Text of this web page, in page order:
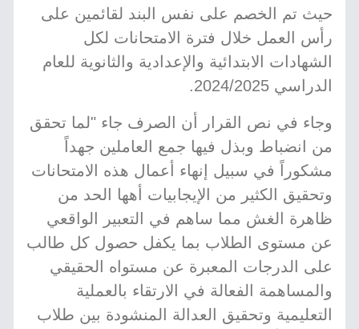
حيث تم الخصم على نفس البند لقائمين على
رأس العمل خلال فترة الامتحانات لكل
الشهادات الابتدائية والإعدادية والثانوية للعام
الدراسي 2024/2025.
وجاء في نص القرار أن الصرف جاء "لما تحقق
من انضباط وبذل فيها جمع العاملين جهداً
مشكوراً في سبيل إنهاء أعمال هذه الامتحانات
وتحقيق الكثير من الإيجابيات أهها الحد من
ظاهرة الغش مما ساهم في التعبير الواقعي
عن مستوى الطلاب بما يكفل حصول كل طالب
على الدرجات المعبرة عن مستواه الحقيقي
والمساهمة الفعالة في الارتقاء بالعملية
التعليمية وتحقيق العدالة المنشودة بين طلاب